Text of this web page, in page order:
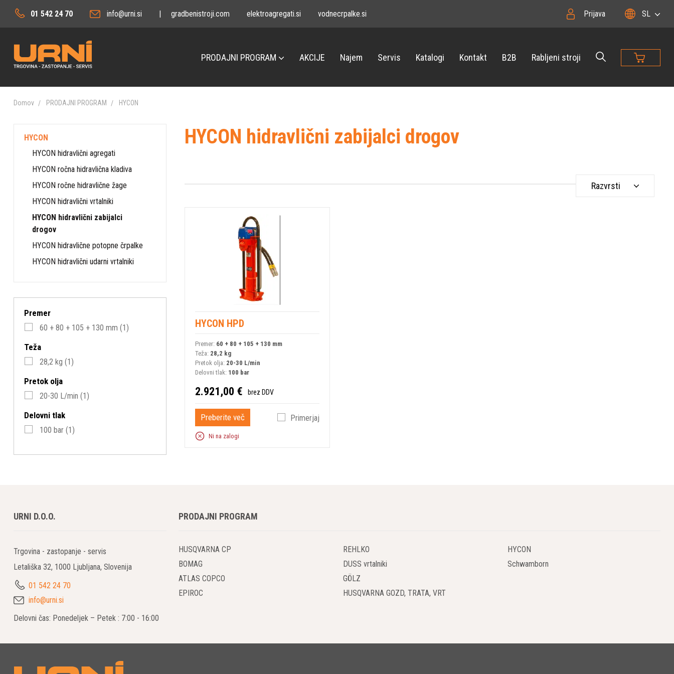
01 542 24 70 info@urni.si | gradbenistroji.com elektroagregati.si vodnecrpalke.si Prijava SL
PRODAJNI PROGRAM AKCIJE Najem Servis Katalogi Kontakt B2B Rabljeni stroji
Domov PRODAJNI PROGRAM HYCON
HYCON
HYCON hidravlični agregati
HYCON ročna hidravlična kladiva
HYCON ročne hidravlične žage
HYCON hidravlični vrtalniki
HYCON hidravlični zabijalci
drogov
HYCON hidravlične potopne črpalke
HYCON hidravlični udarni vrtalniki
Premer
60 + 80 + 105 + 130 mm (1)
Teža
28,2 kg (1)
Pretok olja
20-30 L/min (1)
Delovni tlak
100 bar (1)
HYCON hidravlični zabijalci drogov
Razvrsti
HYCON HPD
Premer: 60 + 80 + 105 + 130 mm
Teža: 28,2 kg
Pretok olja: 20-30 L/min
Delovni tlak: 100 bar
2.921,00 € brez DDV
Preberite več Primerjaj
Ni na zalogi
URNI D.O.O.
Trgovina - zastopanje - servis
Letališka 32, 1000 Ljubljana, Slovenija
01 542 24 70
info@urni.si
Delovni čas: Ponedeljek – Petek : 7:00 - 16:00
PRODAJNI PROGRAM
HUSQVARNA CP
BOMAG
ATLAS COPCO
EPIROC
REHLKO
DUSS vrtalniki
GÖLZ
HUSQVARNA GOZD, TRATA, VRT
HYCON
Schwamborn